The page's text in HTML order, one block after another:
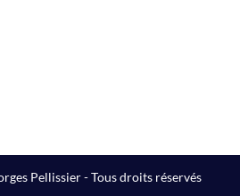
Pellissier - Tous droits réservés